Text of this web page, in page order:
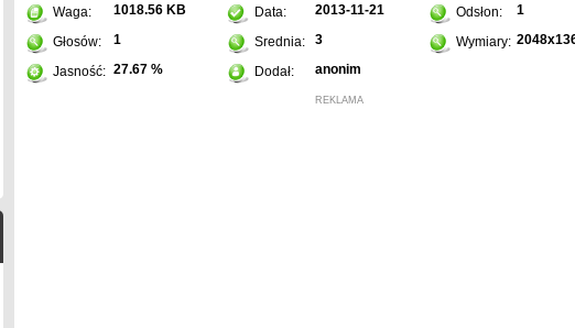
Waga: 1018.56 KB Data: 2013-11-21 Odsłon: 1
Głosów: 1 Srednia: 3 Wymiary:
Jasność: 27.67 % Dodał: anonim
REKLAMA